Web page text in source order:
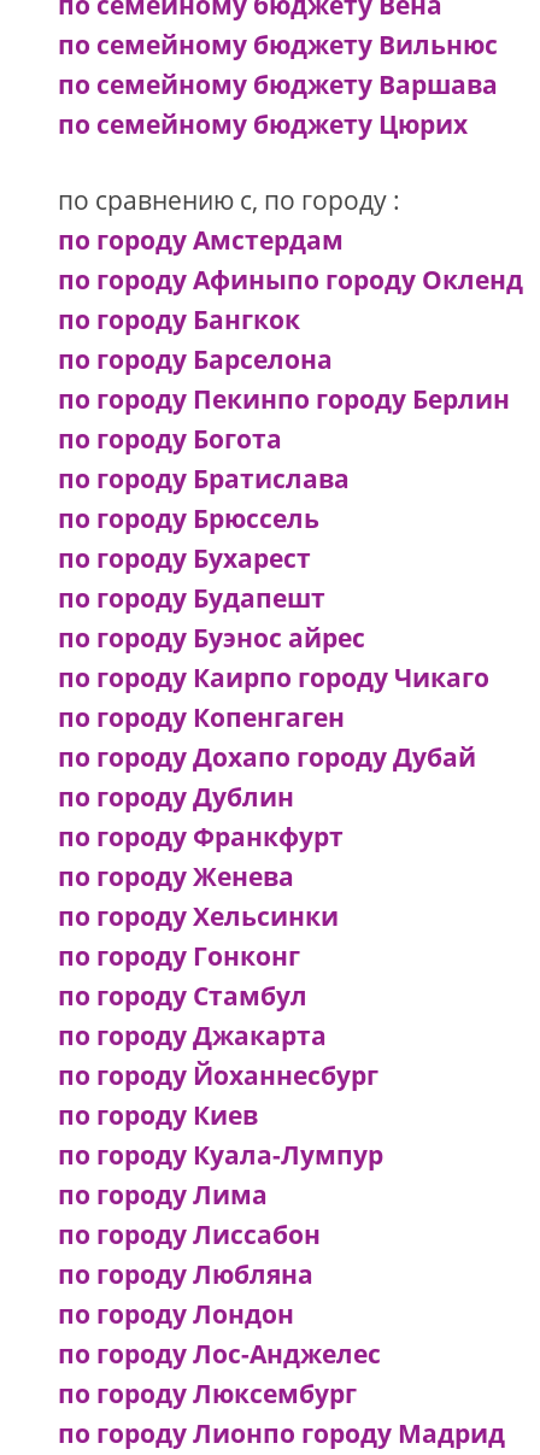
по семейному бюджету Вильнюс
по семейному бюджету Варшава
по семейному бюджету Цюрих
по сравнению с, по городу :
по городу Амстердам
по городу Афиныпо городу Окленд
по городу Бангкок
по городу Барселона
по городу Пекинпо городу Берлин
по городу Богота
по городу Братислава
по городу Брюссель
по городу Бухарест
по городу Будапешт
по городу Буэнос айрес
по городу Каирпо городу Чикаго
по городу Копенгаген
по городу Дохапо городу Дубай
по городу Дублин
по городу Франкфурт
по городу Женева
по городу Хельсинки
по городу Гонконг
по городу Стамбул
по городу Джакарта
по городу Йоханнесбург
по городу Киев
по городу Куала-Лумпур
по городу Лима
по городу Лиссабон
по городу Любляна
по городу Лондон
по городу Лос-Анджелес
по городу Люксембург
по городу Лионпо городу Мадрид